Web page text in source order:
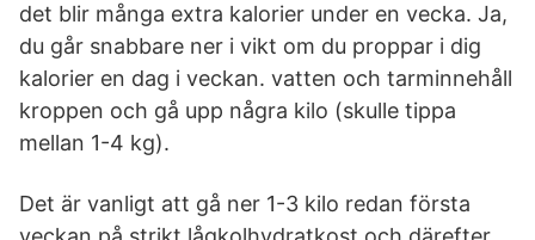
det blir många extra kalorier under en vecka. Ja,
du går snabbare ner i vikt om du proppar i dig
kalorier en dag i veckan. vatten och tarminnehåll
kroppen och gå upp några kilo (skulle tippa
mellan 1-4 kg).
Det är vanligt att gå ner 1-3 kilo redan första